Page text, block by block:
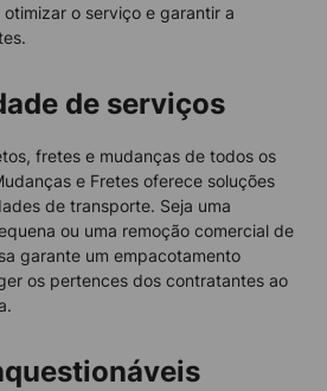
o serviço e garantir a
de serviços
fretes e mudanças de todos os
e Fretes oferece soluções
de transporte. Seja uma
ou uma remoção comercial de
garante um empacotamento
os pertences dos contratantes ao